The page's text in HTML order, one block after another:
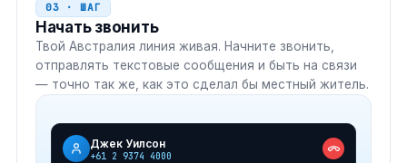
03 · ШАГ
Начать звонить
Твой Австралия линия живая. Начните звонить,
отправлять текстовые сообщения и быть на связи
— точно так же, как это сделал бы местный житель.
Джек Уилсон
+61 2 9374 4000